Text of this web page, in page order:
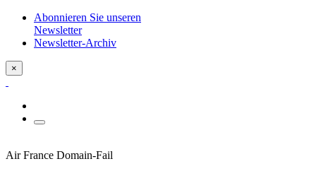
Abonnieren Sie unseren
Newsletter
Newsletter-Archiv
×
Air France Domain-Fail